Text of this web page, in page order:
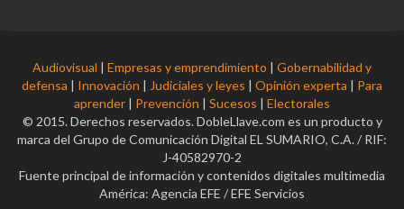
Audiovisual | Empresas y emprendimiento | Gobernabilidad y
defensa | Innovación | Judiciales y leyes | Opinión experta | Para
aprender | Prevención | Sucesos | Electorales
© 2015. Derechos reservados. DobleLlave.com es un producto y
marca del Grupo de Comunicación Digital EL SUMARIO, C.A. / RIF:
J-40582970-2
Fuente principal de información y contenidos digitales multimedia
América: Agencia EFE / EFE Servicios